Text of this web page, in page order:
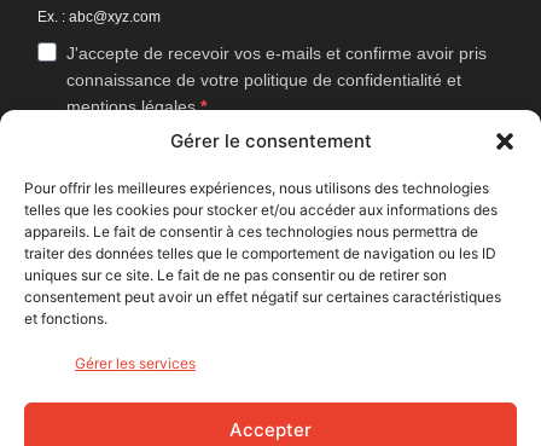
Gérer le consentement
Pour offrir les meilleures expériences, nous utilisons des technologies
telles que les cookies pour stocker et/ou accéder aux informations des
appareils. Le fait de consentir à ces technologies nous permettra de
traiter des données telles que le comportement de navigation ou les ID
uniques sur ce site. Le fait de ne pas consentir ou de retirer son
consentement peut avoir un effet négatif sur certaines caractéristiques
et fonctions.
Gérer les services
Accepter
Ex. : abc@xyz.com
J'accepte de recevoir vos e-mails et confirme avoir pris
connaissance de votre politique de confidentialité et
mentions légales.
Vous pouvez vous désinscrire à tout moment en cliquant sur le lien
J'accepte que Bike Café mesure l'ouverture des
newsletters afin d'améliorer les contenus proposés.
S'INSCRIRE
NOUS SUIVRE